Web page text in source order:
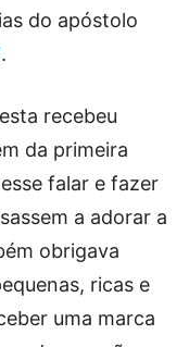
do apóstolo
.
recebeu
da primeira
falar e fazer
a adorar a
obrigava
ricas e
uma marca